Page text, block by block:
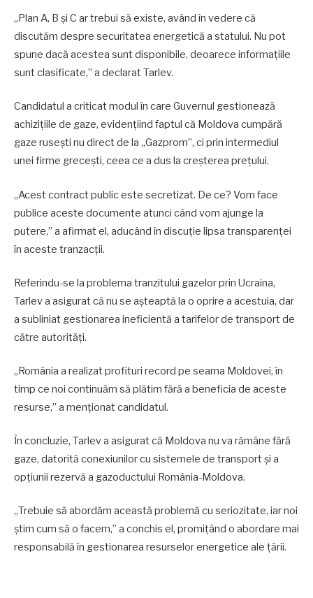
„Plan A, B și C ar trebui să existe, având în vedere că
discutăm despre securitatea energetică a statului. Nu pot
spune dacă acestea sunt disponibile, deoarece informațiile
sunt clasificate,” a declarat Tarlev.
Candidatul a criticat modul în care Guvernul gestionează
achizițiile de gaze, evidențiind faptul că Moldova cumpără
gaze rusești nu direct de la „Gazprom”, ci prin intermediul
unei firme grecești, ceea ce a dus la creșterea prețului.
„Acest contract public este secretizat. De ce? Vom face
publice aceste documente atunci când vom ajunge la
putere,” a afirmat el, aducând în discuție lipsa transparenței
în aceste tranzacții.
Referindu-se la problema tranzitului gazelor prin Ucraina,
Tarlev a asigurat că nu se așteaptă la o oprire a acestuia, dar
a subliniat gestionarea ineficientă a tarifelor de transport de
către autorități.
„România a realizat profituri record pe seama Moldovei, în
timp ce noi continuăm să plătim fără a beneficia de aceste
resurse,” a menționat candidatul.
În concluzie, Tarlev a asigurat că Moldova nu va rămâne fără
gaze, datorită conexiunilor cu sistemele de transport și a
opțiunii rezervă a gazoductului România-Moldova.
„Trebuie să abordăm această problemă cu seriozitate, iar noi
știm cum să o facem,” a conchis el, promițând o abordare mai
responsabilă în gestionarea resurselor energetice ale țării.